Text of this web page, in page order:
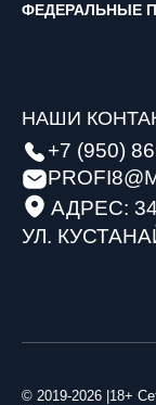
ФЕДЕРАЛЬНЫЕ
НАШИ
+7 (950)
АДРЕС:
УЛ.
© 2019-2026 |18+